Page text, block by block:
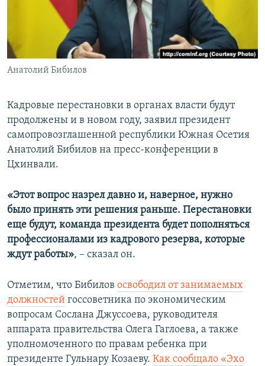
ЧИТАЕМ ПРЕССУ
АРХИВ РАДИОПРОГРАММЫ
Все сайты РСЕ/РС
Анатолий Бибилов
Кадровые перестановки в органах власти будут
продолжены и в новом году, заявил президент
самопровозглашенной республики Южная Осетия
Анатолий Бибилов на пресс-конференции в
Цхинвали.
«Этот вопрос назрел давно и, наверное, нужно
было принять эти решения раньше. Перестановки
еще будут, команда президента будет пополняться
профессионалами из кадрового резерва, которые
ждут работы», – сказал он.
Отметим, что Бибилов освободил от занимаемых
должностей госсоветника по экономическим
вопросам Сослана Джуссоева, руководителя
аппарата правительства Олега Гаглоева, а также
уполномоченного по правам ребенка при
президенте Гульнару Козаеву. Как сообщало «Эхо